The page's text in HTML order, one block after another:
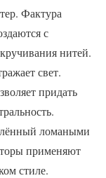
Фактура
с
нитей.
свет.
придать
ломаными
применяют
стиле.